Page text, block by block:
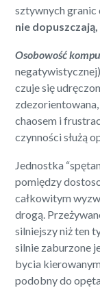
sztywnych
nie
Osobowość
czuje się
chaosem i
czynności służą
Jednostka
pomiędzy
całkowitym
drogą.
silniejszy niż ten
silnie zaburzone
bycia
podobny do